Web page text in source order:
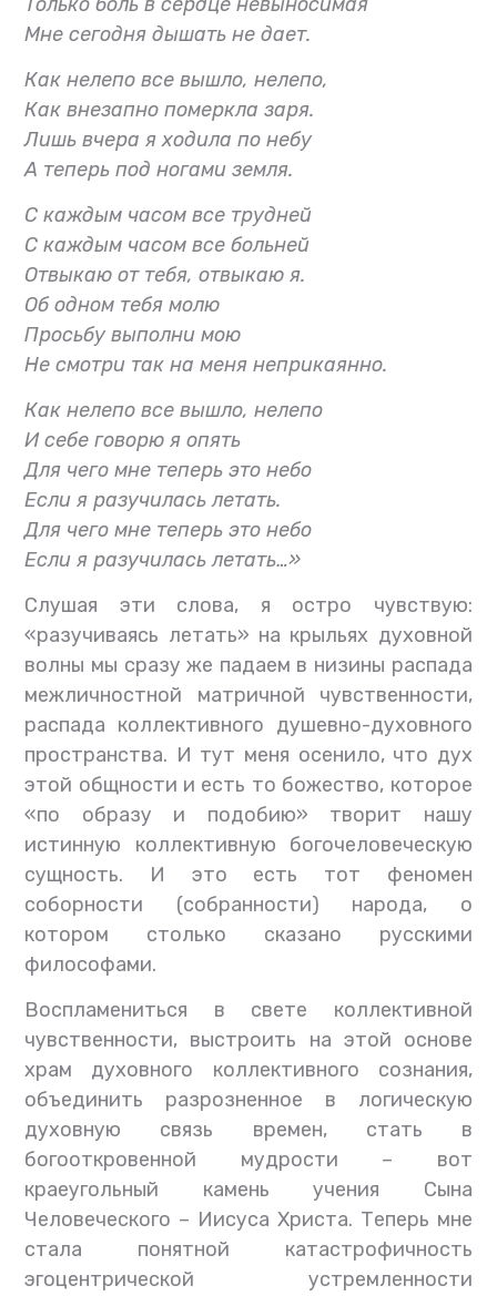
Мне сегодня дышать не дает.
Как нелепо все вышло, нелепо,
Как внезапно померкла заря.
Лишь вчера я ходила по небу
А теперь под ногами земля.
С каждым часом все трудней
С каждым часом все больней
Отвыкаю от тебя, отвыкаю я.
Об одном тебя молю
Просьбу выполни мою
Не смотри так на меня неприкаянно.
Как нелепо все вышло, нелепо
И себе говорю я опять
Для чего мне теперь это небо
Если я разучилась летать.
Для чего мне теперь это небо
Если я разучилась летать…»
Слушая эти слова, я остро чувствую:
«разучиваясь летать» на крыльях духовной
волны мы сразу же падаем в низины распада
межличностной матричной чувственности,
распада коллективного душевно-духовного
пространства. И тут меня осенило, что дух
этой общности и есть то божество, которое
«по образу и подобию» творит нашу
истинную коллективную богочеловеческую
сущность. И это есть тот феномен
соборности (собранности) народа, о
котором столько сказано русскими
философами.
Воспламениться в свете коллективной
чувственности, выстроить на этой основе
храм духовного коллективного сознания,
объединить разрозненное в логическую
духовную связь времен, стать в
богооткровенной мудрости – вот
краеугольный камень учения Сына
Человеческого – Иисуса Христа. Теперь мне
стала понятной катастрофичность
эгоцентрической устремленности